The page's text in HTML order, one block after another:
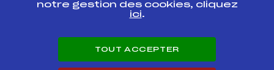
Pôle vie de l’athlète
Enseignement professionnel
Carrières
notre gestion des cookies, cliquez
ici.
TOUT ACCEPTER